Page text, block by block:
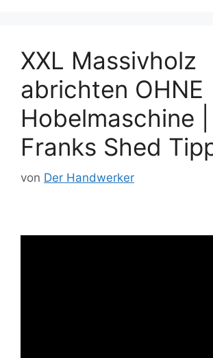
XXL Massivholz
abrichten OHNE
Hobelmaschine |
Franks Shed
von Der Handwerker